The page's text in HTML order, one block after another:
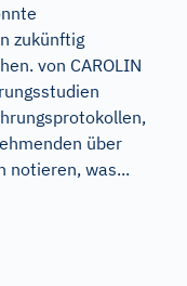
zukünftig
von CAROLIN
über
notieren, was...